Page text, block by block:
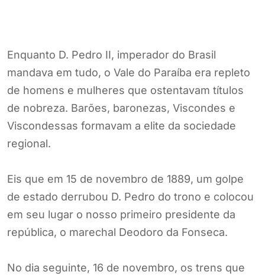
Enquanto D. Pedro II, imperador do Brasil
mandava em tudo, o Vale do Paraíba era repleto
de homens e mulheres que ostentavam títulos
de nobreza. Barões, baronezas, Viscondes e
Viscondessas formavam a elite da sociedade
regional.
Eis que em 15 de novembro de 1889, um golpe
de estado derrubou D. Pedro do trono e colocou
em seu lugar o nosso primeiro presidente da
república, o marechal Deodoro da Fonseca.
No dia seguinte, 16 de novembro, os trens que